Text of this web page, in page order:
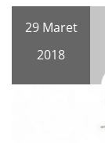
29 Maret
2018